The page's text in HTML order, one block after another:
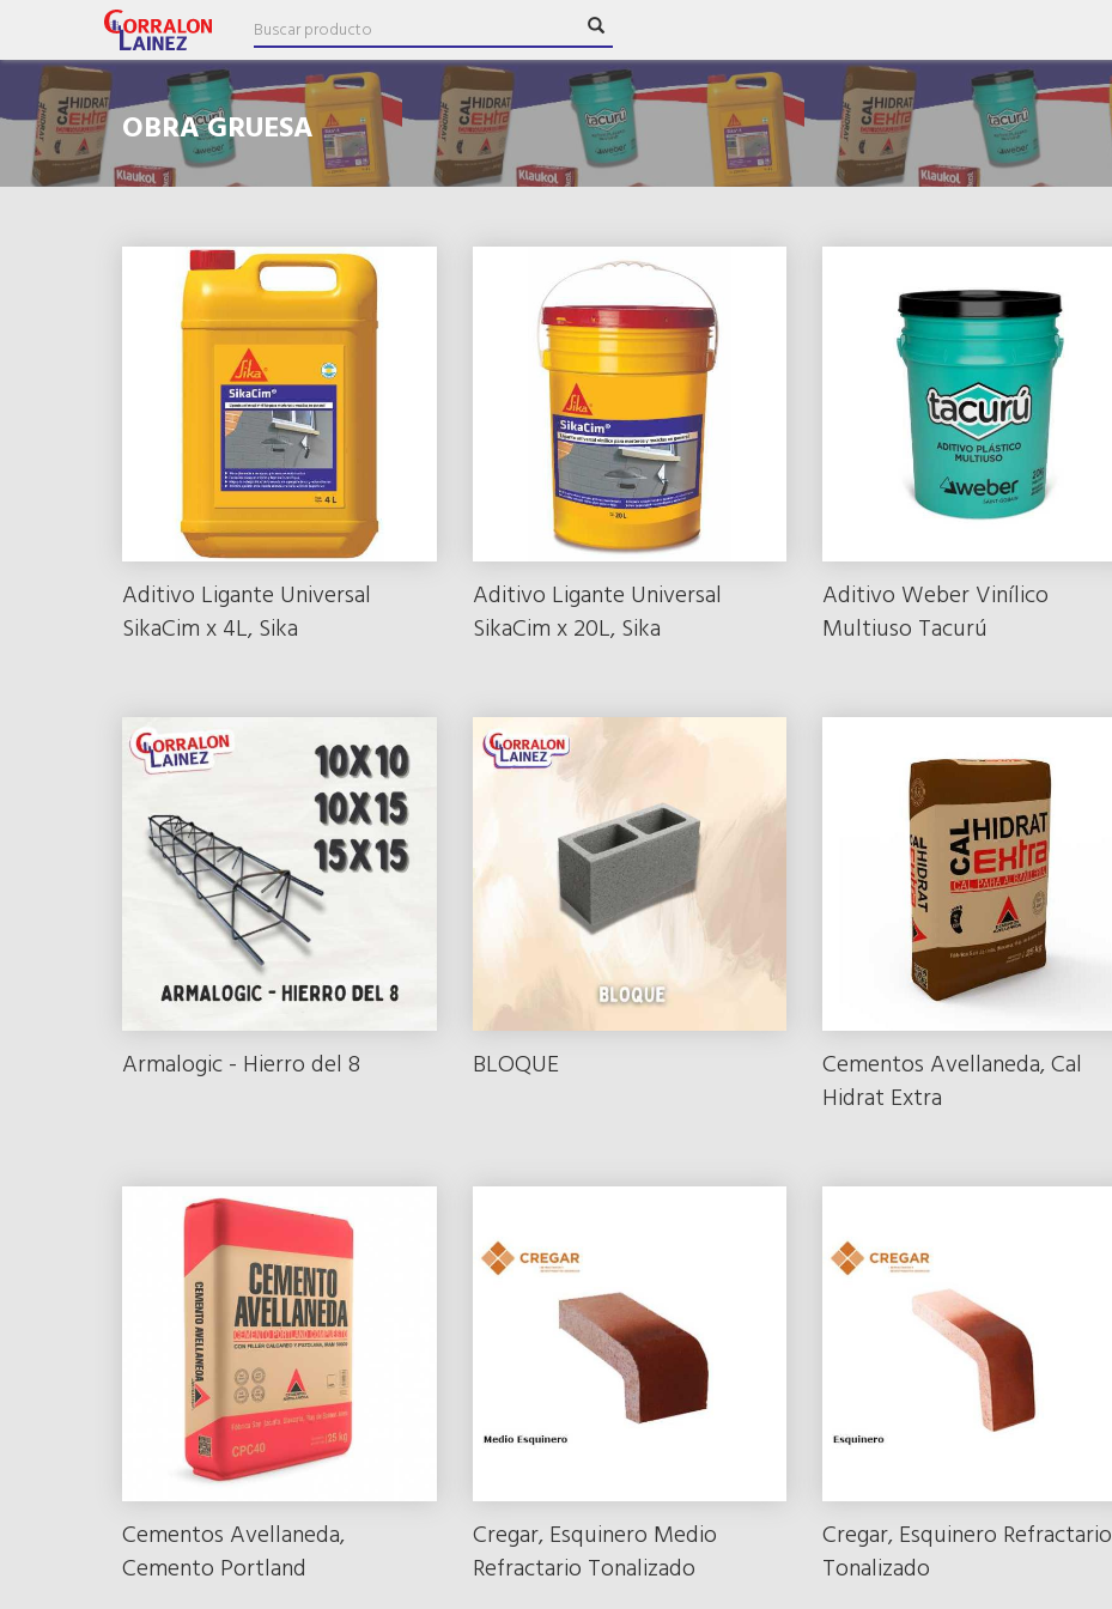
OBRA GRUESA
Aditivo Ligante Universal
SikaCim x 4L, Sika
Aditivo Ligante Universal
SikaCim x 20L, Sika
Aditivo Weber Vinílico
Multiuso Tacurú
Armalogic - Hierro del 8 BLOQUE
Cementos Avellaneda, Cal
Hidrat Extra
Cementos Avellaneda,
Cemento Portland
Cregar, Esquinero Medio
Refractario Tonalizado
Cregar, Esquinero Refractario
Tonalizado